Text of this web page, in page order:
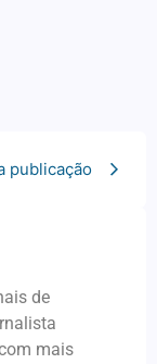
publicação
de
mais